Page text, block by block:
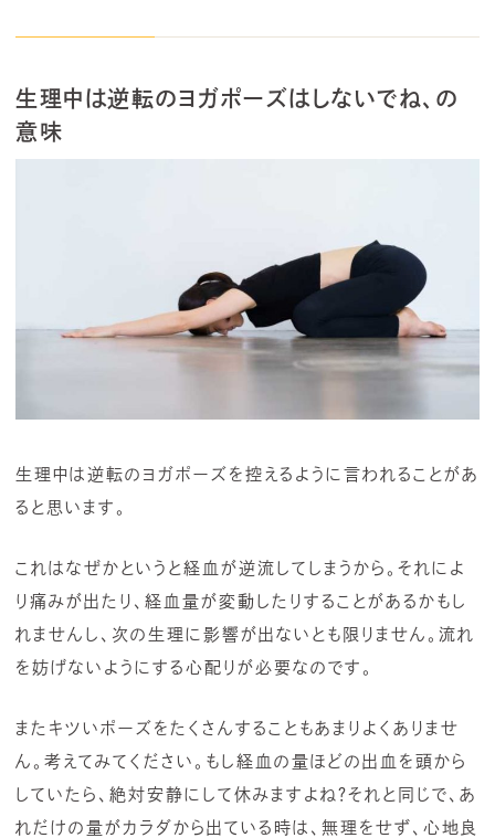
生理中は逆転のヨガポーズはしないでね、の
意味
生理中は逆転のヨガポーズを控えるように言われることがあ
ると思います。
これはなぜかというと経血が逆流してしまうから。それによ
り痛みが出たり、経血量が変動したりすることがあるかもし
れませんし、次の生理に影響が出ないとも限りません。流れ
を妨げないようにする心配りが必要なのです。
またキツいポーズをたくさんすることもあまりよくありませ
ん。考えてみてください。もし経血の量ほどの出血を頭から
していたら、絶対安静にして休みますよね？それと同じで、あ
れだけの量がカラダから出ている時は、無理をせず、心地良